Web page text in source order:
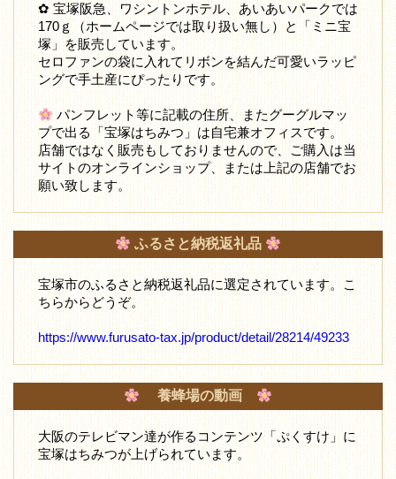
✿ 宝塚阪急、ワシントンホテル、あいあいパークでは
170ｇ（ホームページでは取り扱い無し）と「ミニ宝
塚」を販売しています。
セロファンの袋に入れてリボンを結んだ可愛いラッピ
ングで手土産にぴったりです。
パンフレット等に記載の住所、またグーグルマッ
プで出る「宝塚はちみつ」は自宅兼オフィスです。
店舗ではなく販売もしておりませんので、ご購入は当
サイトのオンラインショップ、または上記の店舗でお
願い致します。
ふるさと納税返礼品
宝塚市のふるさと納税返礼品に選定されています。こ
ちらからどうぞ。
https://www.furusato-tax.jp/product/detail/28214/49233
養蜂場の動画
大阪のテレビマン達が作るコンテンツ「ぷくすけ」に
宝塚はちみつが上げられています。